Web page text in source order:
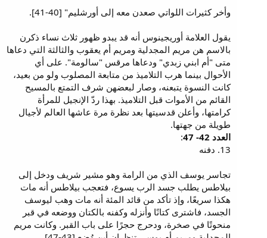
وأخر كثيرات اللواتي صعدن معه إلى أورشليم" [40-41].
يقول العلامة أوريجينوس أنه قد يبدو ظهور ثلاث نساء ذكرن
بالاسم هن مريم المجدلية ومريم أم يعقوب والثالثة التي دعاها
متى "أم ابني زبدي" ودعاها مرقس "سالومة". على أي
الأحوال بينما هرب التلاميذ من متابعة المصلوب ولو من بعيد،
كانت النسوة يتبعنه، وصار لبعضهن شرف التمتع بالمسيح
القائم من الأموات قبل التلاميذ. بهذا ردّ الإنجيل للمرأة
كرامتها، وأعلن قدسيتها بعد نظرة مرة عاشها العالم لأجيال
طويلة من جهتها.
العدد 42- 47
:
13. دفنه
تجاسر يوسف الذي من الرامة وهو مشير شريف ودخل إلى
بيلاطس يطلب جسد الرب يسوع، فتعجب بيلاطس أنه مات
هكذا سريعًا، وإذ تأكد من قائد المئة أنه مات وهب ليوسف
الجسد، فاشترى كتانًا وأنزله وكفنه بالكتان ووضعه في قبر
منحوتًا في صخرة، ودحرج حجرًا على باب القبر. وكانت مريم